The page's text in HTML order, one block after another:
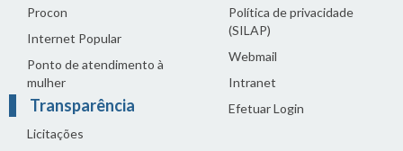
Procon
Internet Popular
Ponto de atendimento à
mulher
Transparência
Licitações
Política de privacidade
(SILAP)
Webmail
Intranet
Efetuar Login